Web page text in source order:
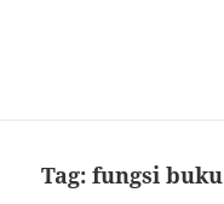
Tag:fungsi buku